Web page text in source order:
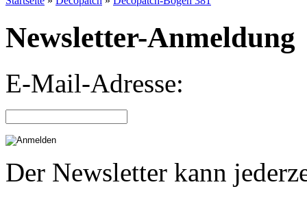
Newsletter-Anmeldung
E-Mail-Adresse:
Der Newsletter kann